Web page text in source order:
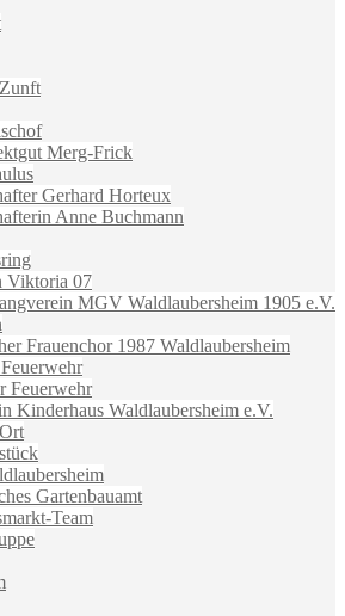
Merg-Frick
Gerhard Horteux
Anne Buchmann
Viktoria 07
MGV Waldlaubersheim 1905 e.V.
Frauenchor 1987 Waldlaubersheim
Feuerwehr
Kinderhaus Waldlaubersheim e.V.
Gartenbauamt
Team